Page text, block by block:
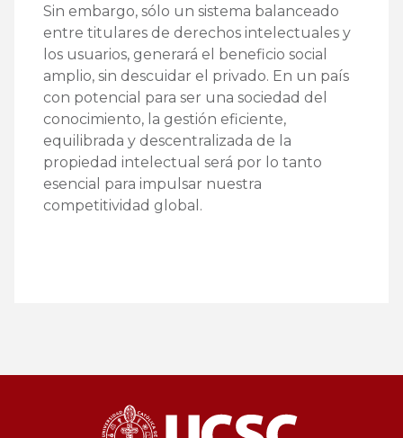
Sin embargo, sólo un sistema balanceado
entre titulares de derechos intelectuales y
los usuarios, generará el beneficio social
amplio, sin descuidar el privado. En un país
con potencial para ser una sociedad del
conocimiento, la gestión eficiente,
equilibrada y descentralizada de la
propiedad intelectual será por lo tanto
esencial para impulsar nuestra
competitividad global.